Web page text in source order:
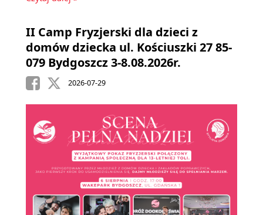
II Camp Fryzjerski dla dzieci z
domów dziecka ul. Kościuszki 27 85-
079 Bydgoszcz 3-8.08.2026r.
2026-07-29